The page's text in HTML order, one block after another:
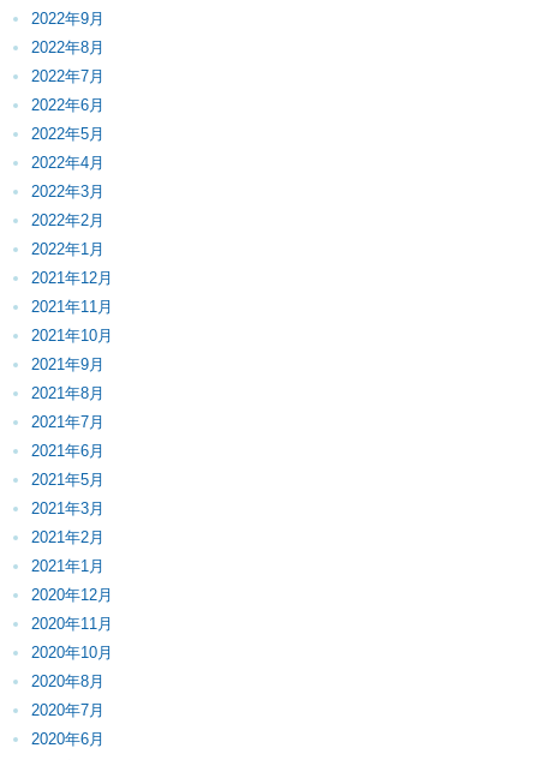
2022年9月
2022年8月
2022年7月
2022年6月
2022年5月
2022年4月
2022年3月
2022年2月
2022年1月
2021年12月
2021年11月
2021年10月
2021年9月
2021年8月
2021年7月
2021年6月
2021年5月
2021年3月
2021年2月
2021年1月
2020年12月
2020年11月
2020年10月
2020年8月
2020年7月
2020年6月